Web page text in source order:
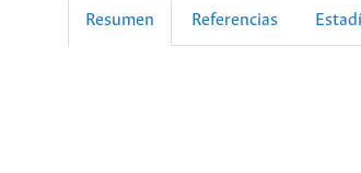
Resumen Referencias